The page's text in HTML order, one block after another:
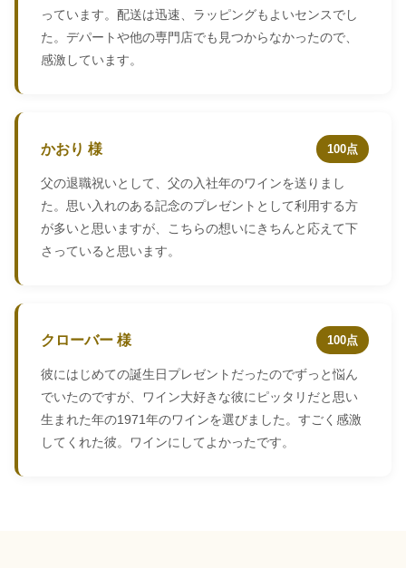
っています。配送は迅速、ラッピングもよいセンスでし
た。デパートや他の専門店でも見つからなかったので、
感激しています。
かおり 様 100点
父の退職祝いとして、父の入社年のワインを送りまし
た。思い入れのある記念のプレゼントとして利用する方
が多いと思いますが、こちらの想いにきちんと応えて下
さっていると思います。
クローバー 様 100点
彼にはじめての誕生日プレゼントだったのでずっと悩ん
でいたのですが、ワイン大好きな彼にピッタリだと思い
生まれた年の1971年のワインを選びました。すごく感激
してくれた彼。ワインにしてよかったです。